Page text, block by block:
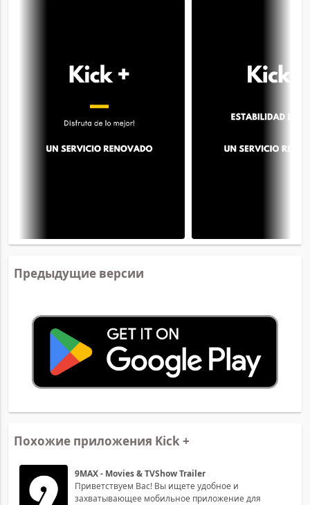
Предыдущие версии
Похожие приложения Kick +
9MAX - Movies & TVShow Trailer
Приветствуем Вас! Вы ищете удобное и
захватывающее мобильное приложение для